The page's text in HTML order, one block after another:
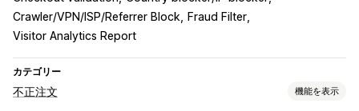
Crawler/VPN/ISP/Referrer Block
Fraud Filter
Visitor Analytics Report
カテゴリー
不正注文 機能を表示